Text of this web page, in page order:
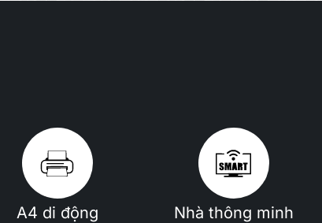
A4 di động Nhà thông minh